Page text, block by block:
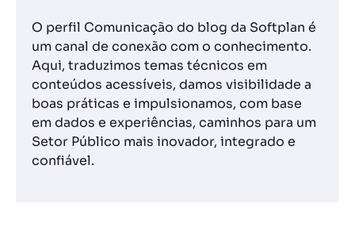
O perfil Comunicação do blog da Softplan é
um canal de conexão com o conhecimento.
Aqui, traduzimos temas técnicos em
conteúdos acessíveis, damos visibilidade a
boas práticas e impulsionamos, com base
em dados e experiências, caminhos para um
Setor Público mais inovador, integrado e
confiável.